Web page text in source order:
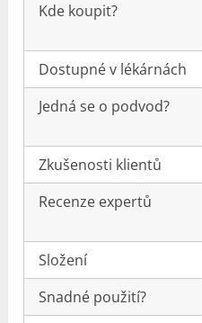
Kde koupit?
Dostupné v lékárnách
Jedná se o podvod?
Zkušenosti klientů
Recenze expertů
Složení
Snadné použití?